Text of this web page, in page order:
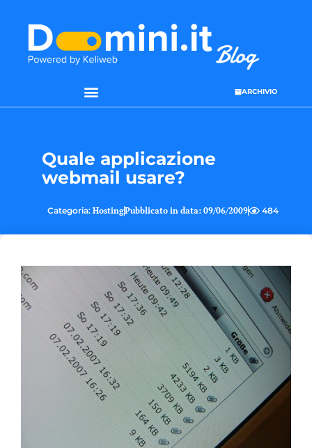
ARCHIVIO
Quale applicazione
webmail usare?
Categoria: HostingPubblicato in data: 09/06/2009 484